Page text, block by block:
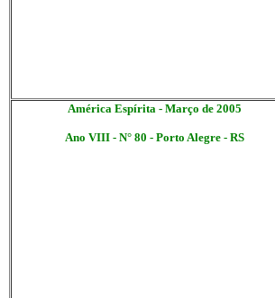
América Espírita - Março de 2005
Ano VIII - N° 80 - Porto Alegre - RS